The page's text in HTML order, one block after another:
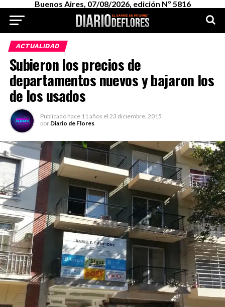
Buenos Aires, 07/08/2026, edición Nº 5816
ACTUALIDAD
Subieron los precios de
departamentos nuevos y bajaron los
de los usados
Publicado hace 11 años el 23 diciembre, 2015
por Diario de Flores